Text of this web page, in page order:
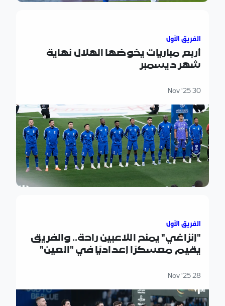
الفريق الأول
أربع مباريات يخوضها الهلال نهاية
شهر ديسمبر
30 Nov '25
الفريق الأول
"إنزاغي" يمنح اللاعبين راحة.. والفريق
يقيم معسكرًا إعداديًا في "العين"
28 Nov '25